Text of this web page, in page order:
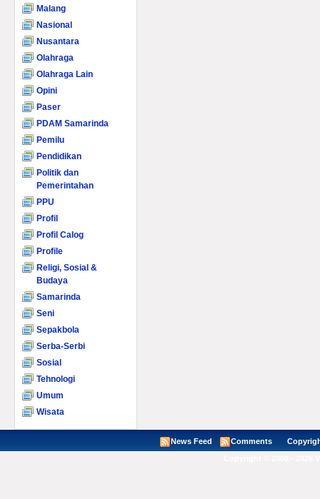
Malang
Nasional
Nusantara
Olahraga
Olahraga Lain
Opini
Paser
PDAM Samarinda
Pemilu
Pendidikan
Politik dan
Pemerintahan
PPU
Profil
Profil Calog
Profile
Religi, Sosial &
Budaya
Samarinda
Seni
Sepakbola
Serba-Serbi
Sosial
Tehnologi
Umum
Wisata
News Feed Comments Copyright